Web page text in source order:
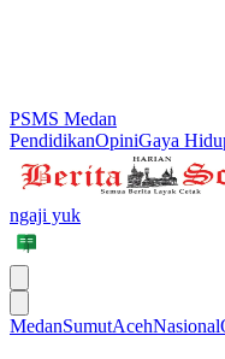
PSMS Medan
PendidikanOpiniGaya
ngaji yuk
MedanSumutAcehNasional